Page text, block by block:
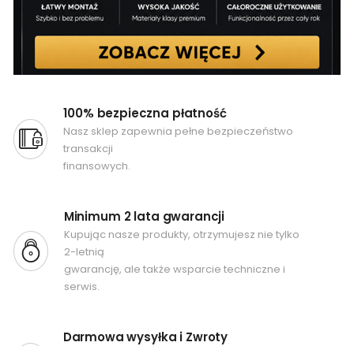
100% bezpieczna płatność
Nasz sklep zapewnia pełne bezpieczeństwo
transakcji
finansowych.
Minimum 2 lata gwarancji
Kupując nasze produkty, otrzymujesz nie tylko
2-letnią
gwarancję, ale także wsparcie techniczne i
serwis.
Darmowa wysyłka i Zwroty